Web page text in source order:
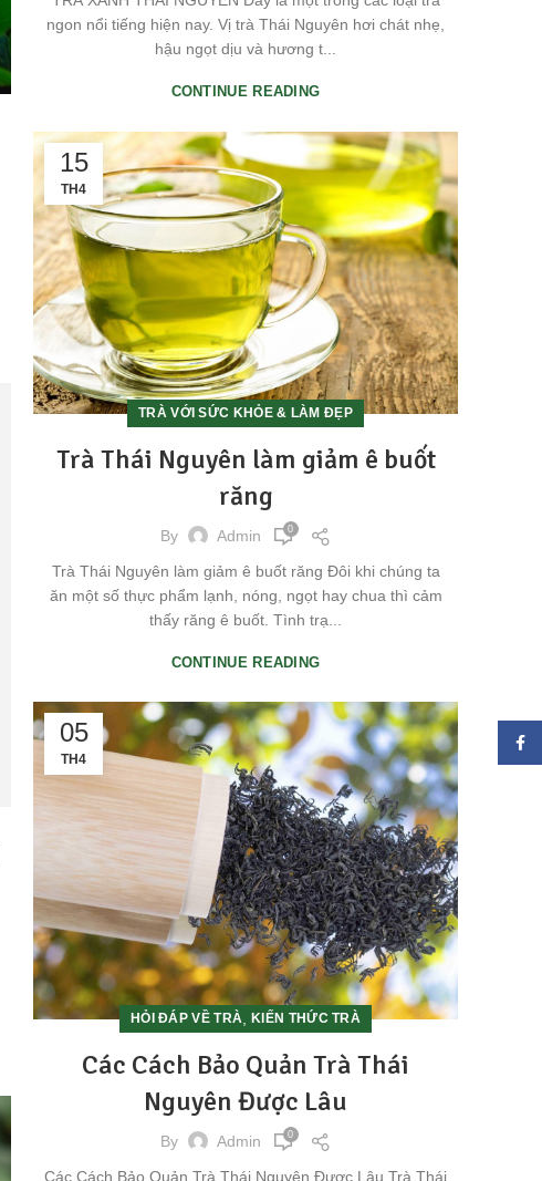
ngon nổi tiếng hiện nay. Vị trà Thái Nguyên hơi chát nhẹ,
hậu ngọt dịu và hương t...
CONTINUE READING
15
TH4
TRÀ VỚI SỨC KHỎE & LÀM ĐẸP
Trà Thái Nguyên làm giảm ê buốt
răng
By Admin 0
Trà Thái Nguyên làm giảm ê buốt răng Đôi khi chúng ta
ăn một số thực phẩm lạnh, nóng, ngọt hay chua thì cảm
thấy răng ê buốt. Tình trạ...
CONTINUE READING
05
TH4
HỎI ĐÁP VỀ TRÀ ,KIẾN THỨC TRÀ
Các Cách Bảo Quản Trà Thái
Nguyên Được Lâu
By Admin 0
Các Cách Bảo Quản Trà Thái Nguyên Được Lâu Trà Thái